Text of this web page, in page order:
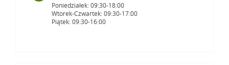
Poniedziałek: 09:30-18:00
Wtorek-Czwartek: 09:30-17:00
Piątek: 09:30-16:00